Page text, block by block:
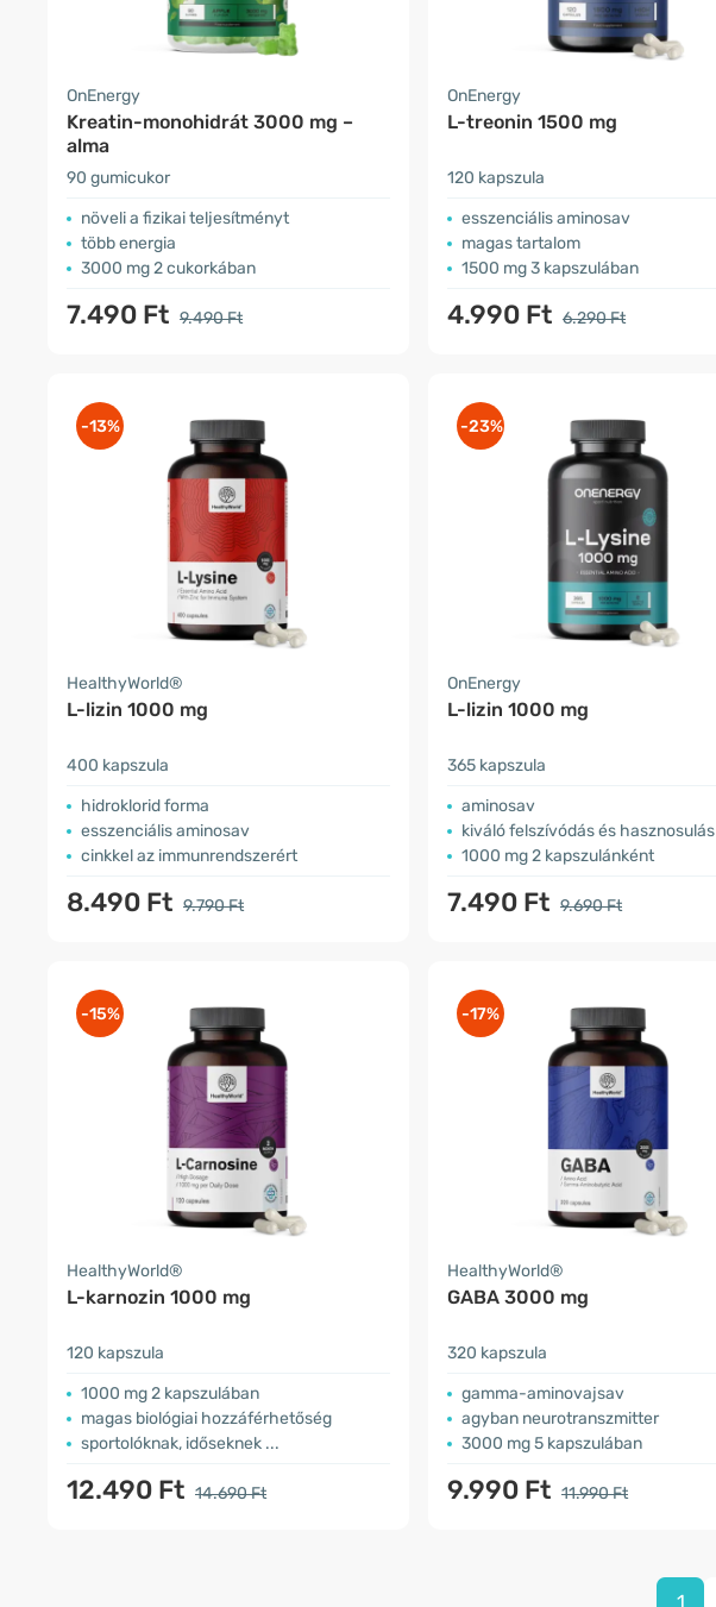
OnEnergy
Kreatin-monohidrát 3000 mg –
alma
90 gumicukor
növeli a fizikai teljesítményt
több energia
3000 mg 2 cukorkában
7.490 Ft 9.490 Ft
OnEnergy
L-treonin 1500 mg
120 kapszula
esszenciális aminosav
magas tartalom
1500 mg 3 kapszulában
4.990 Ft 6.290 Ft
-13%
HealthyWorld®
L-lizin 1000 mg
400 kapszula
hidroklorid forma
esszenciális aminosav
cinkkel az immunrendszerért
8.490 Ft 9.790 Ft
-23%
OnEnergy
L-lizin 1000 mg
365 kapszula
aminosav
kiváló felszívódás és hasznosulás
1000 mg 2 kapszulánként
7.490 Ft 9.690 Ft
-15%
HealthyWorld®
L-karnozin 1000 mg
120 kapszula
1000 mg 2 kapszulában
magas biológiai hozzáférhetőség
sportolóknak, időseknek ...
12.490 Ft 14.690 Ft
-17%
HealthyWorld®
GABA 3000 mg
320 kapszula
gamma-aminovajsav
agyban neurotranszmitter
3000 mg 5 kapszulában
9.990 Ft 11.990 Ft
1